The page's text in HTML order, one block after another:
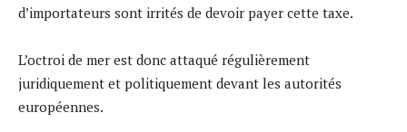
d’importateurs sont irrités de devoir payer cette taxe.
L’octroi de mer est donc attaqué régulièrement
juridiquement et politiquement devant les autorités
européennes.